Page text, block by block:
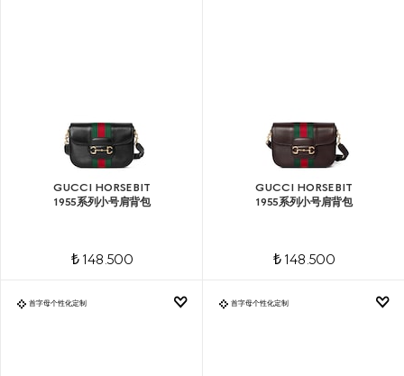
GUCCI HORSEBIT
1955系列小号肩背包
₺ 148.500
GUCCI HORSEBIT
1955系列小号肩背包
₺ 148.500
首字母个性化定制 首字母个性化定制